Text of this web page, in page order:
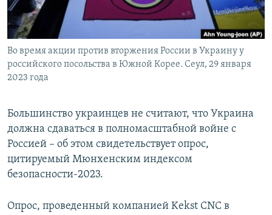
ELIFBE
УКРАИНСКАЯ ПРОБЛЕМА КРЫМА
Все сайты RFE/RL
Во время акции против вторжения России в Украину у
российского посольства в Южной Корее. Сеул, 29 января
2023 года
Большинство украинцев не считают, что Украина
должна сдаваться в полномасштабной войне с
Россией – об этом свидетельствует опрос,
цитируемый Мюнхенским индексом
безопасности-2023.
Опрос, проведенный компанией Kekst CNC в